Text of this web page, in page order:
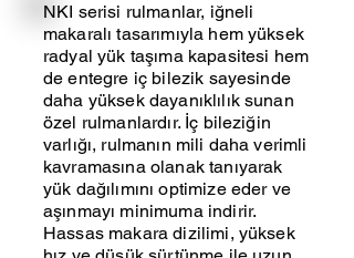
NKI serisi rulmanlar, iğneli
makaralı tasarımıyla hem yüksek
radyal yük taşıma kapasitesi hem
de entegre iç bilezik sayesinde
daha yüksek dayanıklılık sunan
özel rulmanlardır. İç bileziğin
varlığı, rulmanın mili daha verimli
kavramasına olanak tanıyarak
yük dağılımını optimize eder ve
aşınmayı minimuma indirir.
Hassas makara dizilimi, yüksek